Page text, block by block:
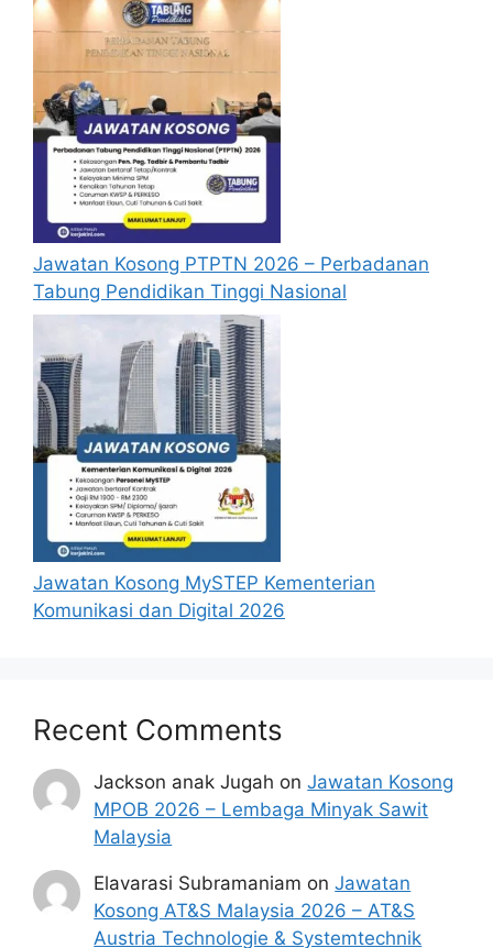
Majlis Bandaraya Ipoh
Tingkat 1. Jalan Sultan Abdul Jalil,
Greentown,
30450 Ipoh,
Perak Darul Ridzuan.
Borang Permohonan Jawatan
Jawatan Kosong PTPTN 2026 – Perbadanan
Tabung Pendidikan Tinggi Nasional
Jawatan Kosong MySTEP Kementerian
Komunikasi dan Digital 2026
Recent Comments
Jackson anak Jugah onJawatan Kosong
MPOB 2026 – Lembaga Minyak Sawit
Malaysia
Elavarasi Subramaniam onJawatan
Kosong AT&S Malaysia 2026 – AT&S
Austria Technologie & Systemtechnik